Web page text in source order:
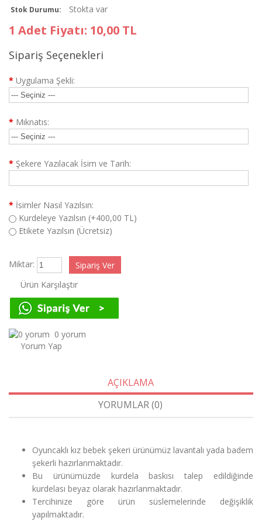
Stok Durumu: Stokta var
1 Adet Fiyatı: 10,00 TL
Sipariş Seçenekleri
* Uygulama Şekli:
* Mıknatıs:
* Şekere Yazılacak İsim ve Tarih:
* İsimler Nasıl Yazılsın:
Kurdeleye Yazılsın (+400,00 TL)
Etikete Yazılsın (Ücretsiz)
Miktar:
Ürün Karşılaştır
0 yorum
Yorum Yap
AÇIKLAMA
YORUMLAR (0)
Oyuncaklı kız bebek şekeri ürünümüz lavantalı yada badem
şekerli hazırlanmaktadır.
Bu ürünümüzde kurdela baskısı talep edildiğinde
kurdelası beyaz olarak hazırlanmaktadır.
Tercihinize göre ürün süslemelerinde değişiklik
yapılmaktadır.